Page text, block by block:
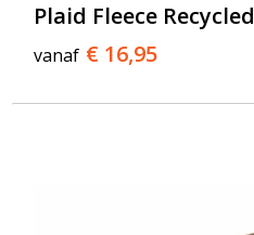
Plaid Fleece Recycled
vanaf € 16,95